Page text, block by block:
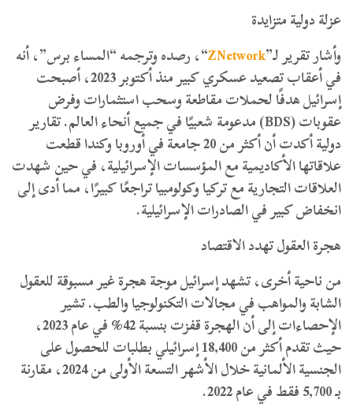
عزلة دولية متزايدة
وأشار تقرير لـ”ZNetwork“، رصده وترجمه “المساء برس”، أنه
في أعقاب تصعيد عسكري كبير منذ أكتوبر 2023، أصبحت
إسرائيل هدفًا لحملات مقاطعة وسحب استثمارات وفرض
عقوبات (BDS) مدعومة شعبيًا في جميع أنحاء العالم. تقارير
دولية أكدت أن أكثر من 20 جامعة في أوروبا وكندا قطعت
علاقاتها الأكاديمية مع المؤسسات الإسرائيلية، في حين شهدت
العلاقات التجارية مع تركيا وكولومبيا تراجعًا كبيرًا، مما أدى إلى
انخفاض كبير في الصادرات الإسرائيلية.
هجرة العقول تهدد الاقتصاد
من ناحية أخرى، تشهد إسرائيل موجة هجرة غير مسبوقة للعقول
الشابة والمواهب في مجالات التكنولوجيا والطب. تشير
الإحصاءات إلى أن الهجرة قفزت بنسبة 42% في عام 2023،
حيث تقدم أكثر من 18,400 إسرائيلي بطلبات للحصول على
الجنسية الألمانية خلال الأشهر التسعة الأولى من 2024، مقارنة
بـ 5,700 فقط في عام 2022.